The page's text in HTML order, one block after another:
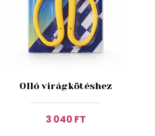
Olló virágkötéshez
3 040 FT